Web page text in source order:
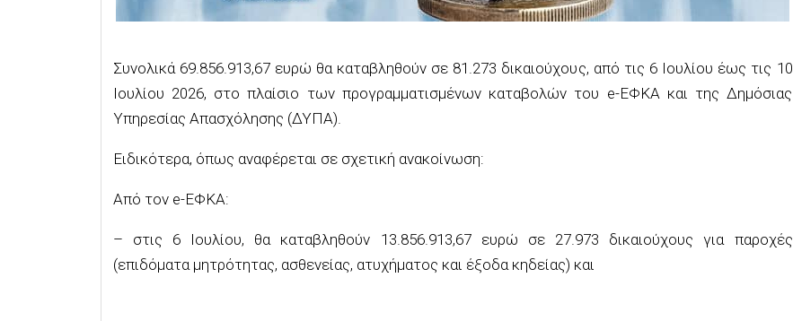
Συνολικά 69.856.913,67 ευρώ θα καταβληθούν σε 81.273 δικαιούχους, από τις 6 Ιουλίου έως τις 10
Ιουλίου 2026, στο πλαίσιο των προγραμματισμένων καταβολών του e-ΕΦΚΑ και της Δημόσιας
Υπηρεσίας Απασχόλησης (ΔΥΠΑ).
Ειδικότερα, όπως αναφέρεται σε σχετική ανακοίνωση:
Από τον e-ΕΦΚΑ:
– στις 6 Ιουλίου, θα καταβληθούν 13.856.913,67 ευρώ σε 27.973 δικαιούχους για παροχές
(επιδόματα μητρότητας, ασθενείας, ατυχήματος και έξοδα κηδείας) και